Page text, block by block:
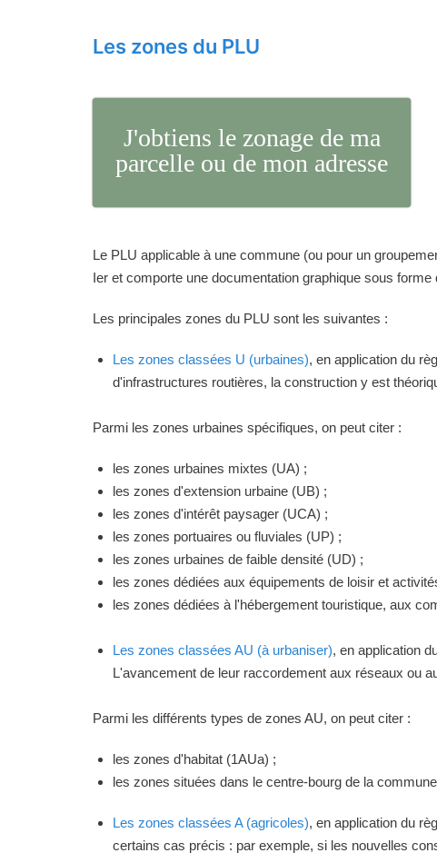
Les zones du PLU
J'obtiens le zonage de ma
parcelle ou de mon adresse
Le PLU applicable à une commune (ou pour un
Ier et comporte une documentation graphique sous
Les principales zones du PLU sont les suivantes :
Les zones classées U (urbaines), en application du
d'infrastructures routières, la construction y est
Parmi les zones urbaines spécifiques, on peut citer :
les zones urbaines mixtes (UA) ;
les zones d'extension urbaine (UB) ;
les zones d'intérêt paysager (UCA) ;
les zones portuaires ou fluviales (UP) ;
les zones urbaines de faible densité (UD) ;
les zones dédiées aux équipements de loisir et
les zones dédiées à l'hébergement touristique, aux
Les zones classées AU (à urbaniser), en application
L'avancement de leur raccordement aux réseaux ou
Parmi les différents types de zones AU, on peut citer :
les zones d'habitat (1AUa) ;
les zones situées dans le centre-bourg de la
Les zones classées A (agricoles), en application du
certains cas précis : par exemple, si les nouvelles